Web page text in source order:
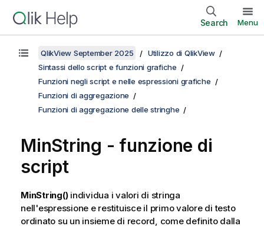
Search Menu
QlikView September 2025
Utilizzo di QlikView
Sintassi dello script e funzioni grafiche
Funzioni negli script e nelle espressioni grafiche
Funzioni di aggregazione
Funzioni di aggregazione delle stringhe
MinString - funzione di
script
MinString()individua i valori di stringa
nell'espressione e restituisce il primo valore di testo
ordinato su un insieme di record, come definito dalla